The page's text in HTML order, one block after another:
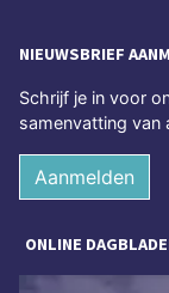
NIEUWSBRIEF
Schrijf je in voor
samenvatting van
Aanmelden
ONLINE